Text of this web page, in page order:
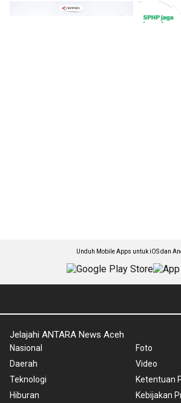
Unduh Mobile Apps untuk iOS dan
Jelajahi ANTARA News Aceh
Nasional
Daerah
Teknologi
Hiburan
Foto
Video
Ketentuan
Kebijakan